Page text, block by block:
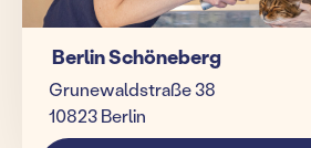
Berlin Schöneberg
Grunewaldstraße 38
10823 Berlin